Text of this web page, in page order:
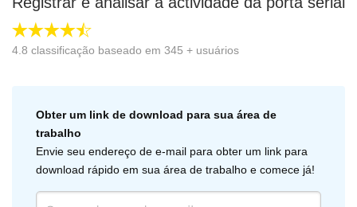
4.8 classificação baseado em 345 + usuários
Obter um link de download para sua área de
trabalho
Envie seu endereço de e-mail para obter um link para
download rápido em sua área de trabalho e comece já!